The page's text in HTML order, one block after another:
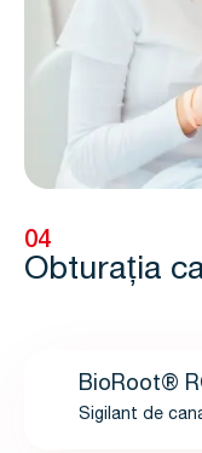
04
Obturația
BioRoot®
Sigilant de